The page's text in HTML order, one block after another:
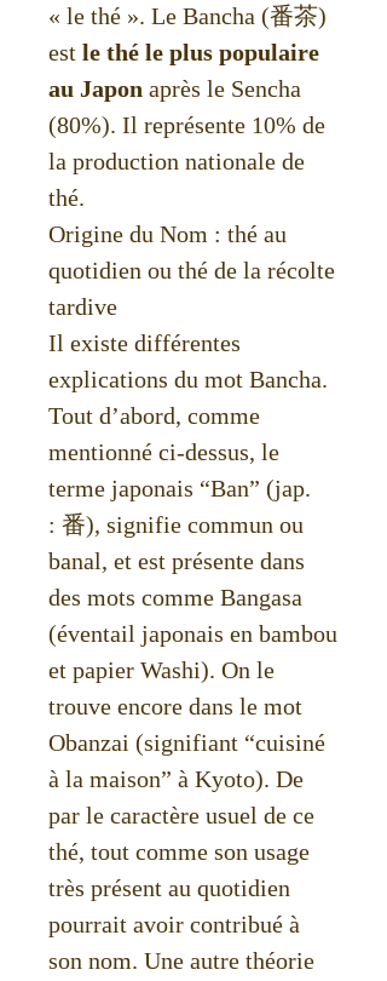
« le thé ». Le Bancha (番茶)
est le thé le plus populaire
au Japon après le Sencha
(80%). Il représente 10% de
la production nationale de
thé.
Origine du Nom : thé au
quotidien ou thé de la récolte
tardive
Il existe différentes
explications du mot Bancha.
Tout d’abord, comme
mentionné ci-dessus, le
terme japonais “Ban” (jap.
: 番), signifie commun ou
banal, et est présente dans
des mots comme Bangasa
(éventail japonais en bambou
et papier Washi). On le
trouve encore dans le mot
Obanzai (signifiant “cuisiné
à la maison” à Kyoto). De
par le caractère usuel de ce
thé, tout comme son usage
très présent au quotidien
pourrait avoir contribué à
son nom. Une autre théorie